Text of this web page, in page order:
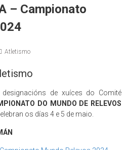
– Campionato
Atletismo
de xuíces do Comité
DO MUNDO DE RELEVOS
os días 4 e 5 de maio.